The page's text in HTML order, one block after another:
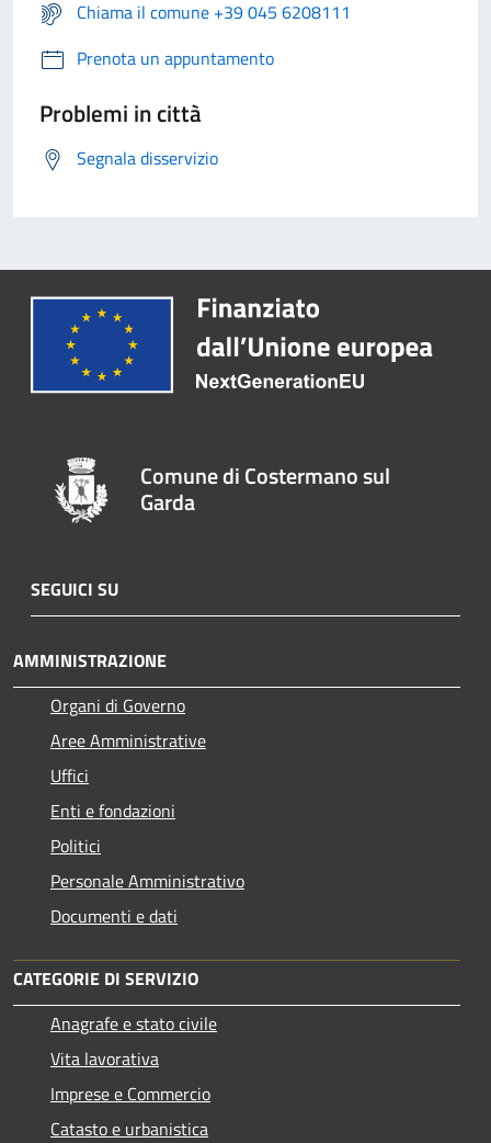
Chiama il comune +39 045 6208111
Prenota un appuntamento
Problemi in città
Segnala disservizio
Comune di Costermano sul
Garda
SEGUICI SU
AMMINISTRAZIONE
Organi di Governo
Aree Amministrative
Uffici
Enti e fondazioni
Politici
Personale Amministrativo
Documenti e dati
CATEGORIE DI SERVIZIO
Anagrafe e stato civile
Vita lavorativa
Imprese e Commercio
Catasto e urbanistica